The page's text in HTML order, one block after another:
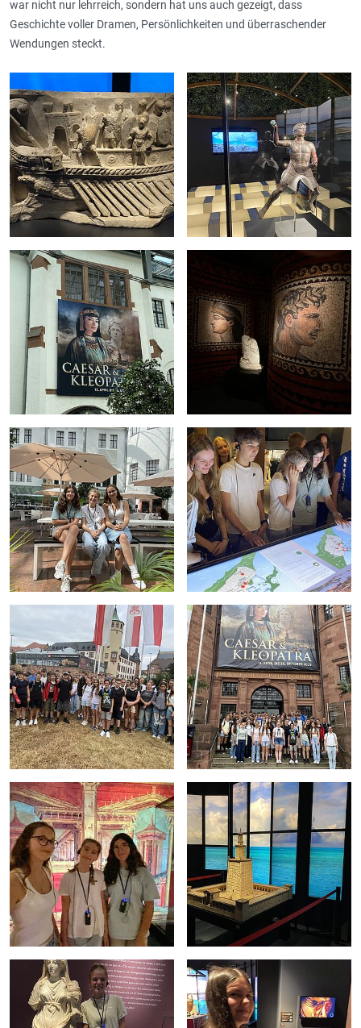
war nicht nur lehrreich, sondern hat uns auch gezeigt, dass
Geschichte voller Dramen, Persönlichkeiten und überraschender
Wendungen steckt.